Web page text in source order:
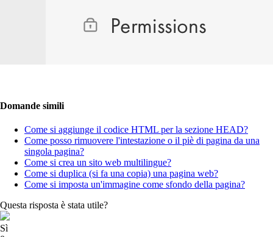
Domande simili
Come si aggiunge il codice HTML per la sezione HEAD?
Come posso rimuovere l'intestazione o il piè di pagina da una
singola pagina?
Come si crea un sito web multilingue?
Come si duplica (si fa una copia) una pagina web?
Come si imposta un'immagine come sfondo della pagina?
Questa risposta è stata utile?
Sì